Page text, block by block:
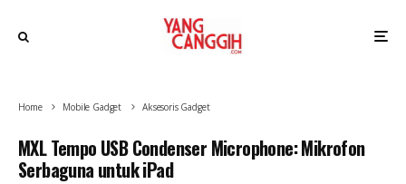
Home Mobile Gadget Aksesoris Gadget
MXL Tempo USB Condenser Microphone: Mikrofon
Serbaguna untuk iPad